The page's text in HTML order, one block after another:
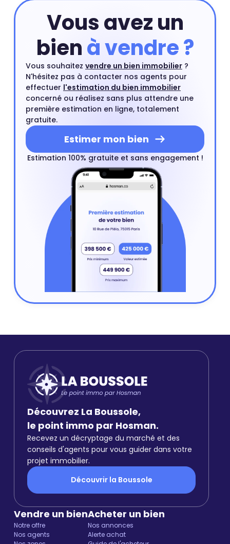
Vous avez un
bienà vendre ?
Vous souhaitez vendre un bien immobilier ?
N'hésitez pas à contacter nos agents pour
effectuer l'estimation du bien immobilier
concerné ou réalisez sans plus attendre une
première estimation en ligne, totalement
gratuite.
Estimer mon bien
Estimation 100% gratuite et sans engagement !
Découvrez La Boussole,
le point immo par Hosman.
Recevez un décryptage du marché et des
conseils d'agents pour vous guider dans votre
projet immobilier.
Découvrir la Boussole
Vendre un bien
Notre offre
Nos agents
Acheter un bien
Nos annonces
Alerte achat